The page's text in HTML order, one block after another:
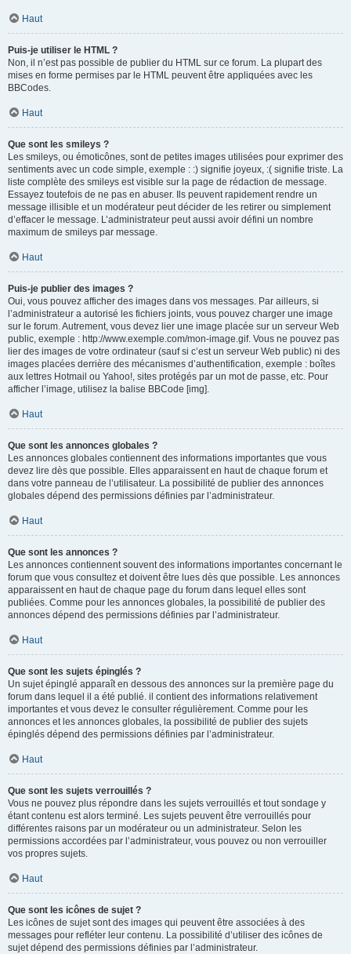
Haut
Puis-je utiliser le HTML ?
Non, il n’est pas possible de publier du HTML sur ce forum. La plupart des
mises en forme permises par le HTML peuvent être appliquées avec les
BBCodes.
Haut
Que sont les smileys ?
Les smileys, ou émoticônes, sont de petites images utilisées pour exprimer des
sentiments avec un code simple, exemple : :) signifie joyeux, :( signifie triste. La
liste complète des smileys est visible sur la page de rédaction de message.
Essayez toutefois de ne pas en abuser. Ils peuvent rapidement rendre un
message illisible et un modérateur peut décider de les retirer ou simplement
d’effacer le message. L’administrateur peut aussi avoir défini un nombre
maximum de smileys par message.
Haut
Puis-je publier des images ?
Oui, vous pouvez afficher des images dans vos messages. Par ailleurs, si
l’administrateur a autorisé les fichiers joints, vous pouvez charger une image
sur le forum. Autrement, vous devez lier une image placée sur un serveur Web
public, exemple : http://www.exemple.com/mon-image.gif. Vous ne pouvez pas
lier des images de votre ordinateur (sauf si c’est un serveur Web public) ni des
images placées derrière des mécanismes d’authentification, exemple : boîtes
aux lettres Hotmail ou Yahoo!, sites protégés par un mot de passe, etc. Pour
afficher l’image, utilisez la balise BBCode [img].
Haut
Que sont les annonces globales ?
Les annonces globales contiennent des informations importantes que vous
devez lire dès que possible. Elles apparaissent en haut de chaque forum et
dans votre panneau de l’utilisateur. La possibilité de publier des annonces
globales dépend des permissions définies par l’administrateur.
Haut
Que sont les annonces ?
Les annonces contiennent souvent des informations importantes concernant le
forum que vous consultez et doivent être lues dès que possible. Les annonces
apparaissent en haut de chaque page du forum dans lequel elles sont
publiées. Comme pour les annonces globales, la possibilité de publier des
annonces dépend des permissions définies par l’administrateur.
Haut
Que sont les sujets épinglés ?
Un sujet épinglé apparaît en dessous des annonces sur la première page du
forum dans lequel il a été publié. il contient des informations relativement
importantes et vous devez le consulter régulièrement. Comme pour les
annonces et les annonces globales, la possibilité de publier des sujets
épinglés dépend des permissions définies par l’administrateur.
Haut
Que sont les sujets verrouillés ?
Vous ne pouvez plus répondre dans les sujets verrouillés et tout sondage y
étant contenu est alors terminé. Les sujets peuvent être verrouillés pour
différentes raisons par un modérateur ou un administrateur. Selon les
permissions accordées par l’administrateur, vous pouvez ou non verrouiller
vos propres sujets.
Haut
Que sont les icônes de sujet ?
Les icônes de sujet sont des images qui peuvent être associées à des
messages pour refléter leur contenu. La possibilité d’utiliser des icônes de
sujet dépend des permissions définies par l’administrateur.